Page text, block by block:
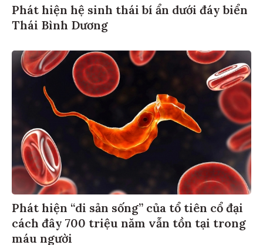
Phát hiện hệ sinh thái bí ẩn dưới đáy biển
Thái Bình Dương
Phát hiện “di sản sống” của tổ tiên cổ đại
cách đây 700 triệu năm vẫn tồn tại trong
máu người